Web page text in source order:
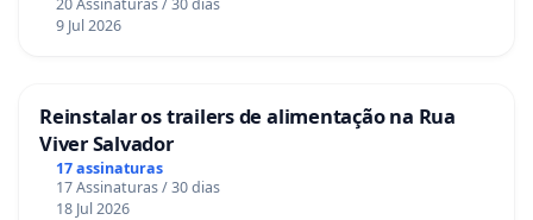
9 Jul 2026
Reinstalar os trailers de alimentação na Rua
Viver Salvador
17 assinaturas
17 Assinaturas / 30 dias
18 Jul 2026